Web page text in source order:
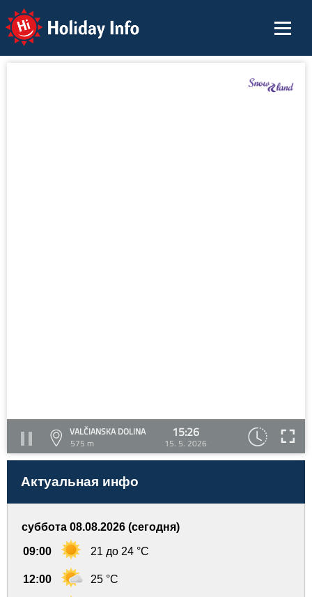
Holiday Info
VALČIANSKA DOLINA
575 m
15:26
15. 5. 2026
Актуальная инфо
суббота 08.08.2026 (сегодня)
09:00 21 до 24 °C
12:00 25 °C